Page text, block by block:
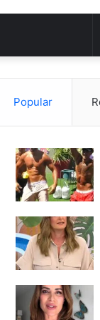
Popular